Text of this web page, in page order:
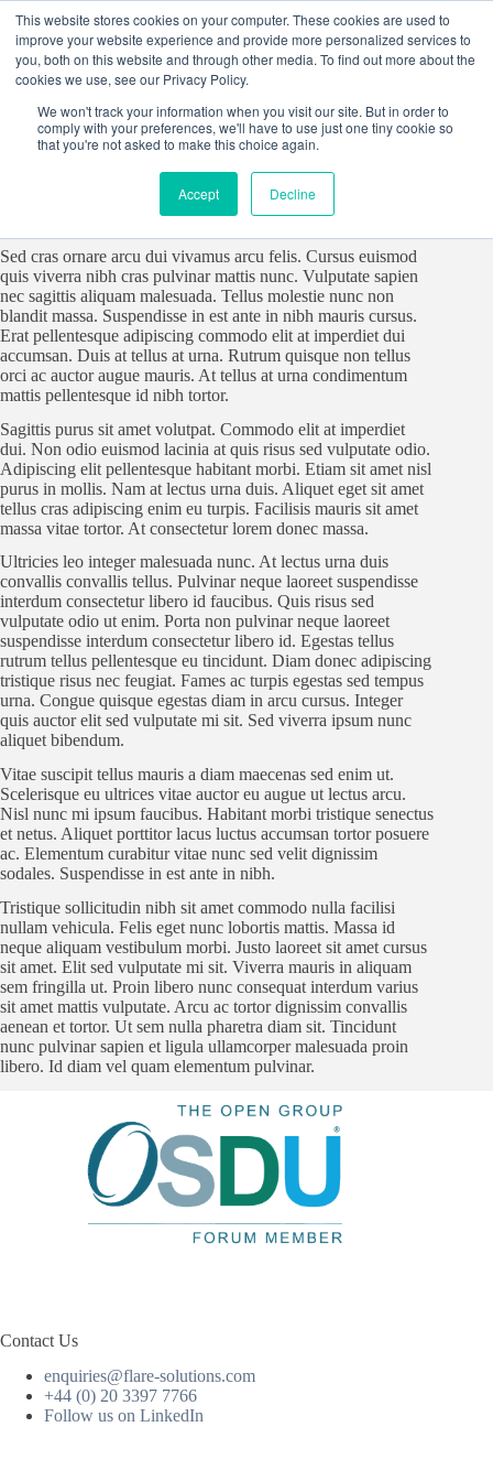
This website stores cookies on your computer. These cookies are used to
improve your website experience and provide more personalized services to
you, both on this website and through other media. To find out more about the
cookies we use, see our Privacy Policy.
We won't track your information when you visit our site. But in order to
comply with your preferences, we'll have to use just one tiny cookie so
that you're not asked to make this choice again.
Accept Decline
content
Lorem ipsum dolor sit amet, consectetur adipiscing elit, sed do
in hac habitasse platea. Pellentesque eu tincidunt tortor
Sed cras ornare arcu dui vivamus arcu felis. Cursus euismod
quis viverra nibh cras pulvinar mattis nunc. Vulputate sapien
nec sagittis aliquam malesuada. Tellus molestie nunc non
blandit massa. Suspendisse in est ante in nibh mauris cursus.
Erat pellentesque adipiscing commodo elit at imperdiet dui
accumsan. Duis at tellus at urna. Rutrum quisque non tellus
orci ac auctor augue mauris. At tellus at urna condimentum
mattis pellentesque id nibh tortor.
Sagittis purus sit amet volutpat. Commodo elit at imperdiet
dui. Non odio euismod lacinia at quis risus sed vulputate odio.
Adipiscing elit pellentesque habitant morbi. Etiam sit amet nisl
purus in mollis. Nam at lectus urna duis. Aliquet eget sit amet
tellus cras adipiscing enim eu turpis. Facilisis mauris sit amet
massa vitae tortor. At consectetur lorem donec massa.
Ultricies leo integer malesuada nunc. At lectus urna duis
convallis convallis tellus. Pulvinar neque laoreet suspendisse
interdum consectetur libero id faucibus. Quis risus sed
vulputate odio ut enim. Porta non pulvinar neque laoreet
suspendisse interdum consectetur libero id. Egestas tellus
rutrum tellus pellentesque eu tincidunt. Diam donec adipiscing
tristique risus nec feugiat. Fames ac turpis egestas sed tempus
urna. Congue quisque egestas diam in arcu cursus. Integer
quis auctor elit sed vulputate mi sit. Sed viverra ipsum nunc
aliquet bibendum.
Vitae suscipit tellus mauris a diam maecenas sed enim ut.
Scelerisque eu ultrices vitae auctor eu augue ut lectus arcu.
Nisl nunc mi ipsum faucibus. Habitant morbi tristique senectus
et netus. Aliquet porttitor lacus luctus accumsan tortor posuere
ac. Elementum curabitur vitae nunc sed velit dignissim
sodales. Suspendisse in est ante in nibh.
Tristique sollicitudin nibh sit amet commodo nulla facilisi
nullam vehicula. Felis eget nunc lobortis mattis. Massa id
neque aliquam vestibulum morbi. Justo laoreet sit amet cursus
sit amet. Elit sed vulputate mi sit. Viverra mauris in aliquam
sem fringilla ut. Proin libero nunc consequat interdum varius
sit amet mattis vulputate. Arcu ac tortor dignissim convallis
aenean et tortor. Ut sem nulla pharetra diam sit. Tincidunt
nunc pulvinar sapien et ligula ullamcorper malesuada proin
libero. Id diam vel quam elementum pulvinar.
Contact Us
enquiries@flare-solutions.com
+44 (0) 20 3397 7766
Follow us on LinkedIn